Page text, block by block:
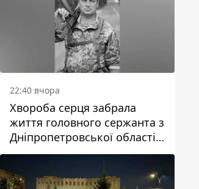
22:40 вчора
Хвороба серця забрала
життя головного сержанта з
Дніпропетровської області
Юрія Свистуна